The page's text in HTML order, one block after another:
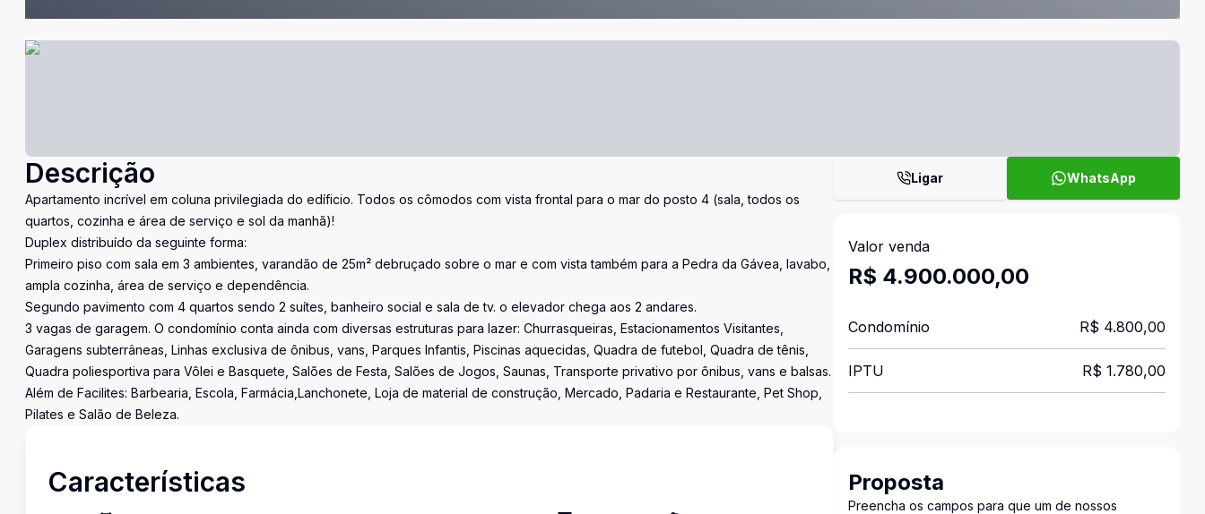
Descrição
Apartamento incrível em coluna privilegiada do edíficio. Todos os cômodos com vista frontal para o mar do posto 4 (sala, todos os
quartos, cozinha e área de serviço e sol da manhã)!
Duplex distribuído da seguinte forma:
Primeiro piso com sala em 3 ambientes, varandão de 25m² debruçado sobre o mar e com vista também para a Pedra da Gávea, lavabo,
ampla cozinha, área de serviço e dependência.
Segundo pavimento com 4 quartos sendo 2 suítes, banheiro social e sala de tv. o elevador chega aos 2 andares.
3 vagas de garagem. O condomínio conta ainda com diversas estruturas para lazer: Churrasqueiras, Estacionamentos Visitantes,
Garagens subterrâneas, Linhas exclusiva de ônibus, vans, Parques Infantis, Piscinas aquecidas, Quadra de futebol, Quadra de tênis,
Quadra poliesportiva para Vôlei e Basquete, Salões de Festa, Salões de Jogos, Saunas, Transporte privativo por ônibus, vans e balsas.
Além de Facilites: Barbearia, Escola, Farmácia,Lanchonete, Loja de material de construção, Mercado, Padaria e Restaurante, Pet Shop,
Pilates e Salão de Beleza.
Características
Ligar WhatsApp
Valor venda
R$ 4.900.000,00
Condomínio R$ 4.800,00
IPTU R$ 1.780,00
Proposta
Preencha os campos para que um de nossos